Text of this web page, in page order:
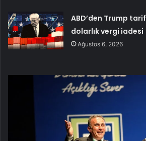
ABD’den Trump
dolarlık vergi iadesi
Ağustos 6, 2026